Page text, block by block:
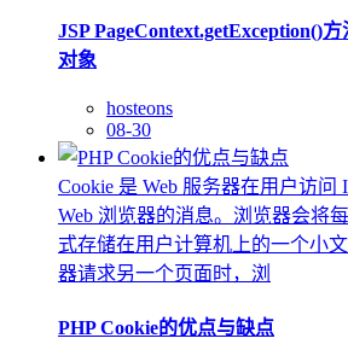
JSP PageContext.getException()
对象
hosteons
08-30
Cookie 是 Web 服务器在用户访问
Web 浏览器的消息。浏览器会将
式存储在用户计算机上的一个小
器请求另一个页面时，浏
PHP Cookie的优点与缺点